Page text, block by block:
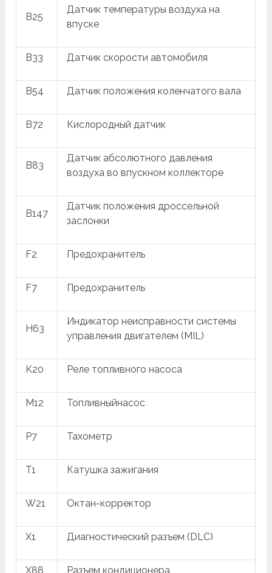
B25
Датчик температуры воздуха на
впуске
B33 Датчик скорости автомобиля
B54 Датчик положения коленчатого вала
B72 Кислородный датчик
B83
Датчик абсолютного давления
воздуха во впускном коллекторе
B147
Датчик положения дроссельной
заслонки
F2 Предохранитель
F7 Предохранитель
H63
Индикатор неисправности системы
управления двигателем (MIL)
K20 Реле топливного насоса
M12 Топливныйнасос
P7 Тахометр
T1 Катушка зажигания
W21 Октан-корректор
X1 Диагностический разъем (DLC)
X88 Разъем кондиционера